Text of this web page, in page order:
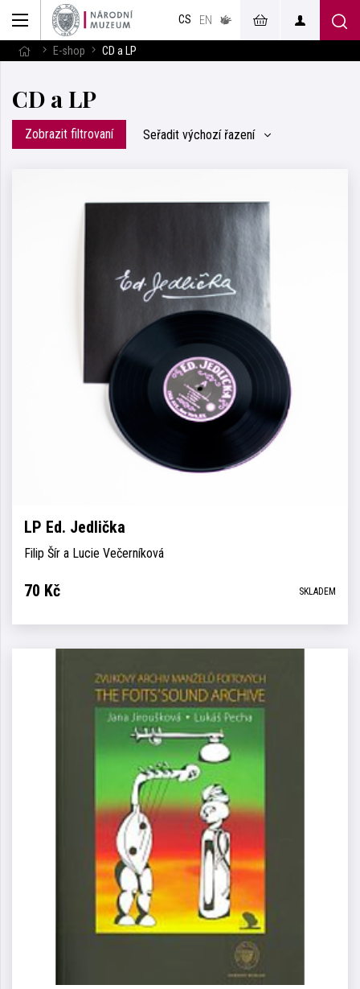
CS EN
v českém
jazyce
E-shop CD a LP
CD a LP
Zobrazit filtrovaní Seřadit výchozí řazení
LP Ed. Jedlička
Filip Šír a Lucie Večerníková
70 Kč SKLADEM